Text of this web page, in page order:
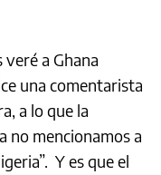
a Ghana
una comentarista
a lo que la
no mencionamos a
Y es que el